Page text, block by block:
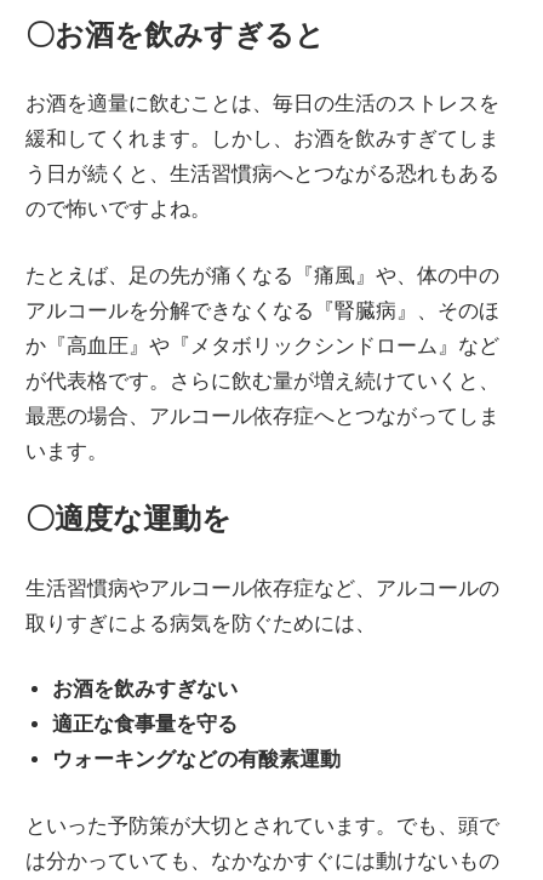
〇お酒を飲みすぎると
お酒を適量に飲むことは、毎日の生活のストレスを
緩和してくれます。しかし、お酒を飲みすぎてしま
う日が続くと、生活習慣病へとつながる恐れもある
ので怖いですよね。
たとえば、足の先が痛くなる『痛風』や、体の中の
アルコールを分解できなくなる『腎臓病』、そのほ
か『高血圧』や『メタボリックシンドローム』など
が代表格です。さらに飲む量が増え続けていくと、
最悪の場合、アルコール依存症へとつながってしま
います。
〇適度な運動を
生活習慣病やアルコール依存症など、アルコールの
取りすぎによる病気を防ぐためには、
お酒を飲みすぎない
適正な食事量を守る
ウォーキングなどの有酸素運動
といった予防策が大切とされています。でも、頭で
は分かっていても、なかなかすぐには動けないもの